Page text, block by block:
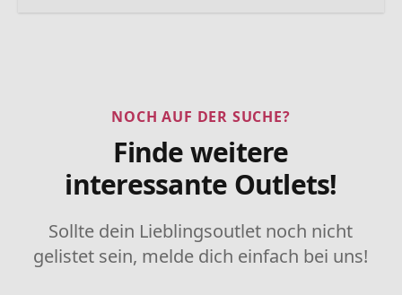
NOCH AUF DER SUCHE?
Finde weitere
interessante Outlets!
Sollte dein Lieblingsoutlet noch nicht
gelistet sein, melde dich einfach bei uns!